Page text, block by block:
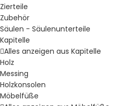
Zierteile
Zubehör
Säulen - Säulenunterteile
Kapitelle
Alles anzeigen aus Kapitelle
Holz
Messing
Holzkonsolen
Möbelfüße